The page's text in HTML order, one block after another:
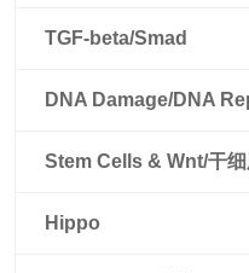
TGF-beta/Smad
DNA Damage/DNA
Stem Cells & Wnt/干
Hippo